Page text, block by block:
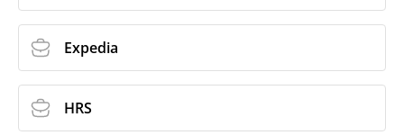
Expedia
HRS